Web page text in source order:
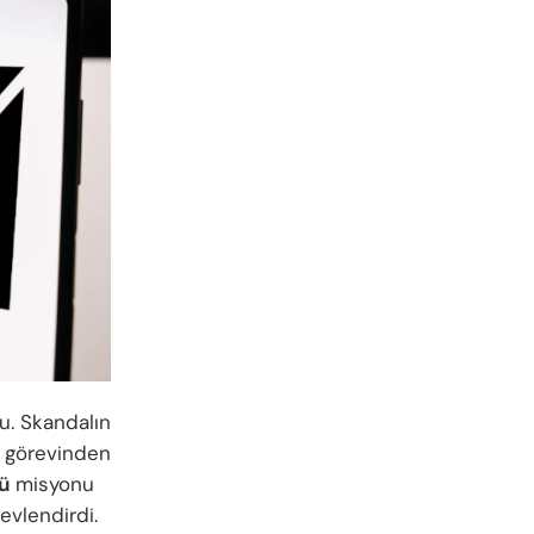
Skandalın
görevinden
misyonu